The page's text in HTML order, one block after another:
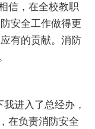
信，在全校教职
安全工作做得更
有的贡献。消防
进入了总经办，
在负责消防安全